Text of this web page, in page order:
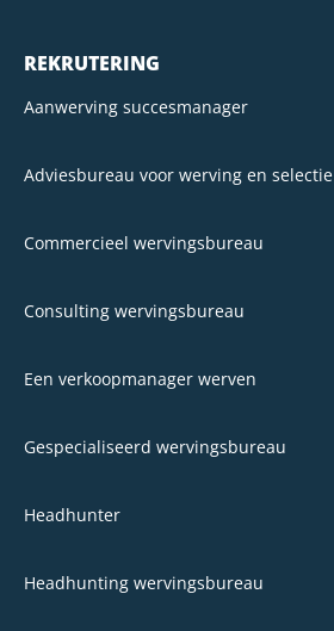
REKRUTERING
Aanwerving succesmanager
Adviesbureau voor werving en selectie
Commercieel wervingsbureau
Consulting wervingsbureau
Een verkoopmanager werven
Gespecialiseerd wervingsbureau
Headhunter
Headhunting wervingsbureau